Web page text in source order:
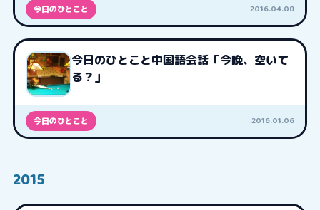
今日のひとこと 2016.04.08
今日のひとこと中国語会話「今晩、空いて
る？」
今日のひとこと 2016.01.06
2015